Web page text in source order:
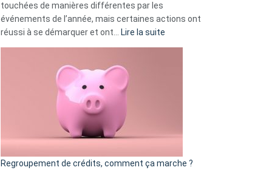
touchées de manières différentes par les
événements de l’année, mais certaines actions ont
réussi à se démarquer et ont…
Lire la suite
en
pour
Regroupement de crédits, comment ça marche ?